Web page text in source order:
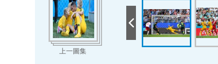
上一圖集